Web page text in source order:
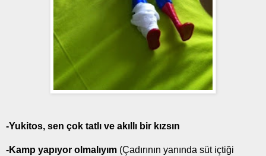
-Yukitos, sen çok tatlı ve akıllı bir kızsın
-Kamp yapıyor olmalıyım (Çadırının yanında süt içtiği